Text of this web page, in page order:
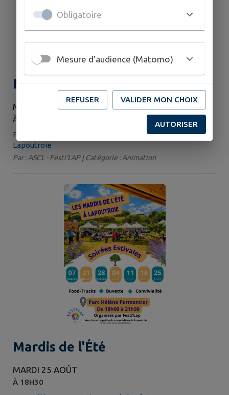
Mardis de l’Été
MARDI 18 AOÛT
À 18H30
Parc Hélène Parmentier, Rue de la Filature,
Lapoutroie
Par : ASCL - Festi'LAP | Catégorie : Animation
Mardis de l'Été
MARDI 25 AOÛT
À 18H30
Obligatoire
Mesure d'audience (Matomo)
REFUSER VALIDER MON CHOIX
AUTORISER